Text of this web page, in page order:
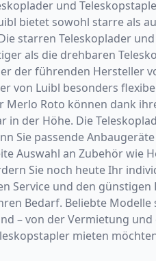
und
bietet sowohl starre als
starren Teleskoplader
als die drehbaren
führenden Hersteller
von Luibl besonders
Roto können dank
der Höhe. Die
Sie passende
Auswahl an Zubehör wie
Sie noch heute Ihr
und den
Bedarf. Beliebte
– von der Vermietung
mieten